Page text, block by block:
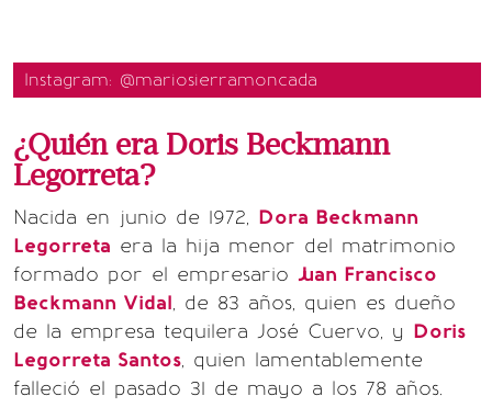
Instagram: @mariosierramoncada
¿Quién era Doris Beckmann
Legorreta?
Nacida en junio de 1972, Dora Beckmann
Legorreta era la hija menor del matrimonio
formado por el empresario Juan Francisco
Beckmann Vidal, de 83 años, quien es dueño
de la empresa tequilera José Cuervo, y Doris
Legorreta Santos, quien lamentablemente
falleció el pasado 31 de mayo a los 78 años.